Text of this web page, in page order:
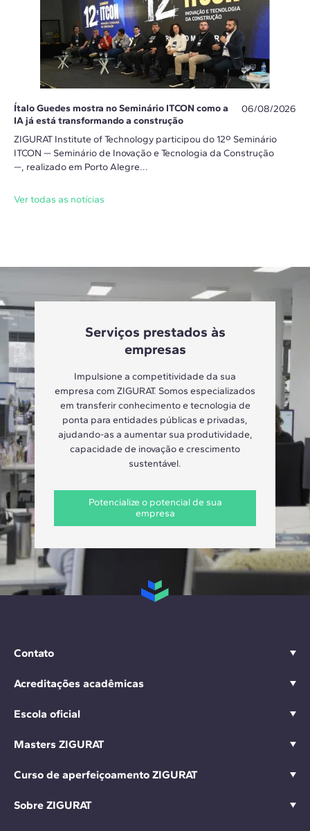
Ítalo Guedes mostra no Seminário ITCON como a
IA já está transformando a construção
06/08/2026
ZIGURAT Institute of Technology participou do 12º Seminário
ITCON — Seminário de Inovação e Tecnologia da Construção
—, realizado em Porto Alegre...
Ver todas as notícias
Serviços prestados às
empresas
Impulsione a competitividade da sua
empresa com ZIGURAT. Somos especializados
em transferir conhecimento e tecnologia de
ponta para entidades públicas e privadas,
ajudando-as a aumentar sua produtividade,
capacidade de inovação e crescimento
sustentável.
Potencialize o potencial de sua
empresa
Contato
Acreditações acadêmicas
Escola oficial
Masters ZIGURAT
Curso de aperfeiçoamento ZIGURAT
Sobre ZIGURAT